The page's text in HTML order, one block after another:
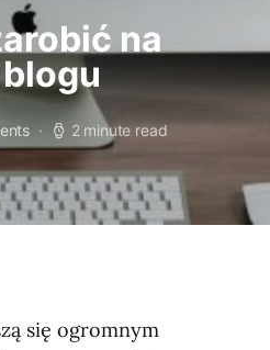
na
2 minute read
się ogromnym